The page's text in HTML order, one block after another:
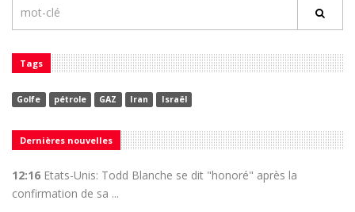
Tags
Golfe pétrole GAZ Iran Israël
Dernières nouvelles
12:16 Etats-Unis: Todd Blanche se dit "honoré" après la
confirmation de sa ...